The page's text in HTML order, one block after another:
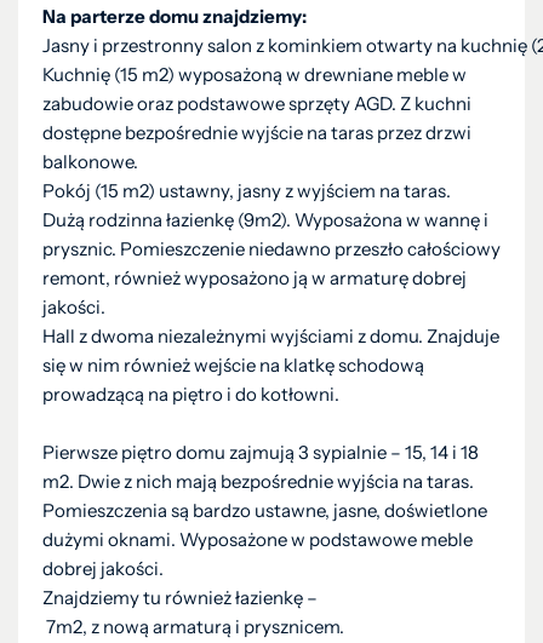
Na parterze domu znajdziemy:
Jasny i przestronny salon z kominkiem otwarty na kuchnię
Kuchnię (15 m2) wyposażoną w drewniane meble w
zabudowie oraz podstawowe sprzęty AGD. Z kuchni
dostępne bezpośrednie wyjście na taras przez drzwi
balkonowe.
Pokój (15 m2) ustawny, jasny z wyjściem na taras.
Dużą rodzinna łazienkę (9m2). Wyposażona w wannę i
prysznic. Pomieszczenie niedawno przeszło całościowy
remont, również wyposażono ją w armaturę dobrej
jakości.
Hall z dwoma niezależnymi wyjściami z domu. Znajduje
się w nim również wejście na klatkę schodową
prowadzącą na piętro i do kotłowni.
Pierwsze piętro domu zajmują 3 sypialnie – 15, 14 i 18
m2. Dwie z nich mają bezpośrednie wyjścia na taras.
Pomieszczenia są bardzo ustawne, jasne, doświetlone
dużymi oknami. Wyposażone w podstawowe meble
dobrej jakości.
Znajdziemy tu również łazienkę –
7m2, z nową armaturą i prysznicem.